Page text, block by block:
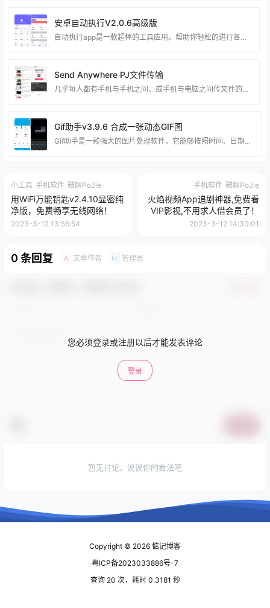
安卓自动执行V2.0.6高级版
自动执行app是一款超棒的工具应用。帮助你轻松的进行各种点击设置， 强大功能，完美的进行多种方式的输入！专业的执行某个操作， 让你自由的选择设置，功能强大好用，相当给力。 资源下载： 文件大小：38.0 MB (39,857,077 字节) 运行平台：Android/HarmonyOS 下载地址：蓝奏网盘 备用下载：城通网盘 (访问密码: 6308) 软件分析结果：https://habo.qq.com/file/showdetail?pk=ADcGb11oB2QIOVs9U2Y%3D 建议在手机的虚
Send Anywhere PJ文件传输
几乎每人都有手机与手机之间、或手机与电脑之间传文件的需求。 在少量照片分享且流量充足时用微信 / QQ 就能搞定，但如果有大批量的照片、 文件、视频、音乐、游戏等，就需要专门的传输工具了。那就试试 Send Anywhere 吧！ Send Anywhere文件传输软件，简单、快捷、而且无需注册登录帐号即可通过 APP 或 网页快速在不同电脑手机之间直接传送文件。最重要的是，传输速度文件大小/类型与数量都没有限制！ 资源下载： 文件大小：52.2 MB (54,808,004 字节) 运行平台：Android/Ha
Gif助手v3.9.6 合成一张动态GIF图
Gif助手是一款强大的图片处理软件，它能够按照时间、日期、名称等条件对图片进行排序，并将多张图片合成为动态GIF图。 用户可以自由调节GIF的速度和图片质量，也可以将视频的一部分转换成GIF。 此外，该软件还支持控制GIF的播放速度，以及一帧一帧地浏览GIF。另外，Gif助手还提供了将一张GIF图分解为多张图片的功能，用户可以一次性地分解多张图片，没有任何限制。 资源下载： 文件大小：18.6 MB (19,601,425 字节) 运行平台：Android/HarmonyOS 下载地址：蓝奏网盘 备用下载：城通网盘
小工具 手机软件 破解PoJie
用WiFi万能钥匙v2.4.10显密纯
净版，免费畅享无线网络！
2023-3-12 13:56:54
手机软件 破解PoJie
火焰视频App追剧神器,免费看
VIP影视,不用求人借会员了！
2023-3-12 14:30:01
0 条回复 A 文章作者 M 管理员
您必须登录或注册以后才能发表评论
登录
暂无讨论，说说你的看法吧
Copyright © 2026 惦记博客
粤ICP备2023033886号-7
查询 20 次，耗时 0.3181 秒